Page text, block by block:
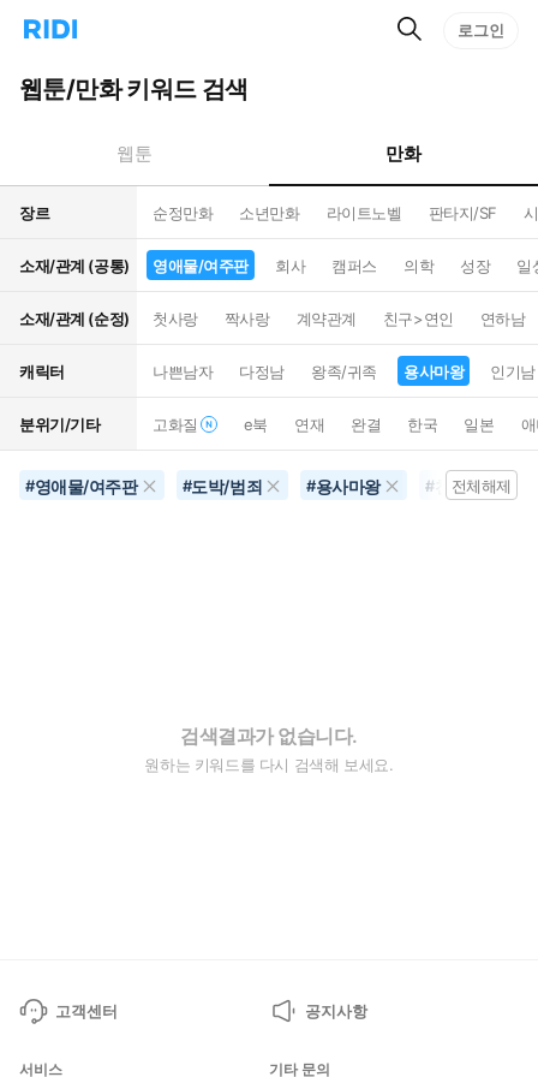
리
홈
으
턴
트
검
로그인
웹툰/만화 키워드 검색
웹툰 만화
장르 순정만화 소년만화 라이트노벨 판타지/SF
소재/관계 (공통) 영애물/여주판 회사 캠퍼스 의학 성장 일
소재/관계 (순정) 첫사랑 짝사랑 계약관계 친구>연인 연하남
캐릭터 나쁜남자 다정남 왕족/귀족 용사마왕 인기남
분위기/기타 고화질 e북 연재 완결 한국 일본
#영애물/여주판 #도박/범죄 #용사마왕 #천재전체해제
검색결과가 없습니다.
원하는 키워드를 다시 검색해 보세요.
고객센터 공지사항
서비스 기타 문의